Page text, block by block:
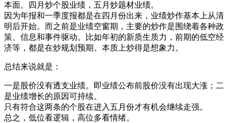
本面。四月炒个股业绩，五月炒题材业绩。
因为年报和一季度报都是在四月份出来，业绩炒作基本上从清
明后开始。而之前是业绩空窗期，主要的炒作是围绕着各种政
策、信息和事件驱动。比如年初的新质生质力，前期的低空经
济等，都是在炒规划预期。本质上炒得是想象力。
总结来说就是：
一是股价没有透支业绩。即业绩公布前股价没有出现大涨；二
是业绩增长的原因可持续。
只有符合这两条的个股在进入五月份才有机会继续走强。
总之，低位看逻辑，高位多看情绪。